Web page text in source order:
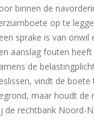
binnen de
op te
sprake is van
aanslag fouten
de
vindt de
maar houdt de
de rechtbank Noord-